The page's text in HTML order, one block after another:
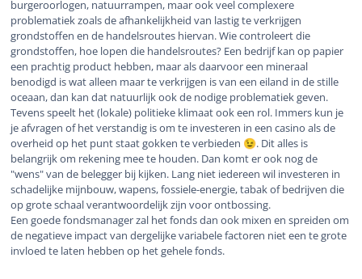
burgeroorlogen, natuurrampen, maar ook veel complexere
problematiek zoals de afhankelijkheid van lastig te verkrijgen
grondstoffen en de handelsroutes hiervan. Wie controleert die
grondstoffen, hoe lopen die handelsroutes? Een bedrijf kan op papier
een prachtig product hebben, maar als daarvoor een mineraal
benodigd is wat alleen maar te verkrijgen is van een eiland in de stille
oceaan, dan kan dat natuurlijk ook de nodige problematiek geven.
Tevens speelt het (lokale) politieke klimaat ook een rol. Immers kun je
je afvragen of het verstandig is om te investeren in een casino als de
overheid op het punt staat gokken te verbieden 😉. Dit alles is
belangrijk om rekening mee te houden. Dan komt er ook nog de
"wens" van de belegger bij kijken. Lang niet iedereen wil investeren in
schadelijke mijnbouw, wapens, fossiele-energie, tabak of bedrijven die
op grote schaal verantwoordelijk zijn voor ontbossing.
Een goede fondsmanager zal het fonds dan ook mixen en spreiden om
de negatieve impact van dergelijke variabele factoren niet een te grote
invloed te laten hebben op het gehele fonds.